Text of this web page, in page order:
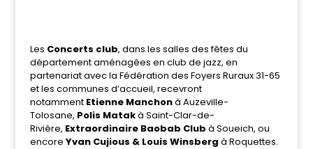
Les Concerts club, dans les salles des fêtes du
département aménagées en club de jazz, en
partenariat avec la Fédération des Foyers Ruraux 31-65
et les communes d’accueil, recevront
notamment Etienne Manchonà Auzeville-
Tolosane, Polis Matakà Saint-Clar-de-
Rivière, Extraordinaire Baobab Club à Soueich, ou
encore Yvan Cujious & Louis Winsberg à Roquettes.